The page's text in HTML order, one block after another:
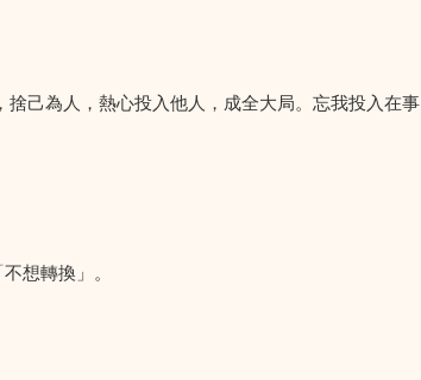
己為人，熱心投入他人，成全大局。忘我投入在事
想轉換」。